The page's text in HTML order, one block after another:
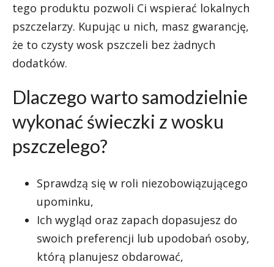
tego produktu pozwoli Ci wspierać lokalnych
pszczelarzy. Kupując u nich, masz gwarancję,
że to czysty wosk pszczeli bez żadnych
dodatków.
Dlaczego warto samodzielnie
wykonać świeczki z wosku
pszczelego?
Sprawdzą się w roli niezobowiązującego
upominku,
Ich wygląd oraz zapach dopasujesz do
swoich preferencji lub upodobań osoby,
którą planujesz obdarować,